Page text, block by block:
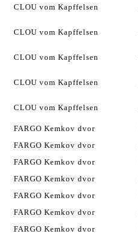
CLOU vom Kapffelsen
CLOU vom Kapffelsen
CLOU vom Kapffelsen
CLOU vom Kapffelsen
CLOU vom Kapffelsen
FARGO Kemkov dvor
FARGO Kemkov dvor
FARGO Kemkov dvor
FARGO Kemkov dvor
FARGO Kemkov dvor
FARGO Kemkov dvor
FARGO Kemkov dvor